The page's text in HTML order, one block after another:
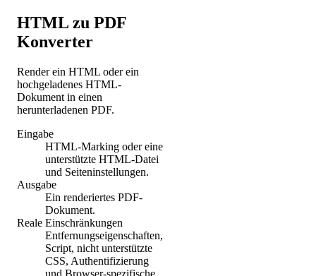
HTML zu PDF
Konverter
Render ein HTML oder ein
hochgeladenes HTML-
Dokument in einen
herunterladenen PDF.
Eingabe
HTML-Marking oder eine
unterstützte HTML-Datei
und Seiteninstellungen.
Ausgabe
Ein renderiertes PDF-
Dokument.
Reale Einschränkungen
Entfernungseigenschaften,
Script, nicht unterstützte
CSS, Authentifizierung
und Browser-spezifische